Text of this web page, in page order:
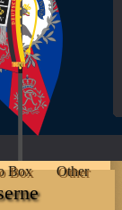
Box Other